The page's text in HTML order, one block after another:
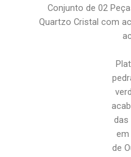
Conjunto de 02
Quartzo Cristal com
das
em
de